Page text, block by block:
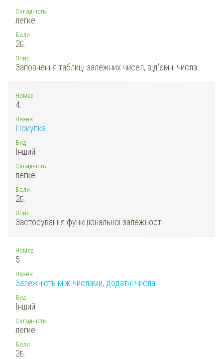
Складність
легке
Бали
2Б.
Опис
Заповнення таблиці залежних чисел, від'ємні числа.
Номер
4.
Назва
Покупка
Вид
Інший
Складність
легке
Бали
2Б.
Опис
Застосування функціональної залежності.
Номер
5.
Назва
Залежність між числами, додатні числа
Вид
Інший
Складність
легке
Бали
2Б.